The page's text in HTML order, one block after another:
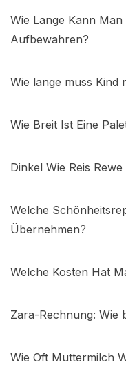
Wie Lange Kann
Aufbewahren?
Wie lange muss
Wie Breit Ist Eine
Dinkel Wie Reis Rewe
Welche
Übernehmen?
Welche Kosten Hat
Zara-Rechnung: Wie
Wie Oft Muttermilch